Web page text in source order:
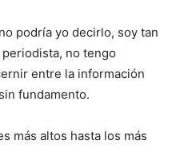
podría yo decirlo, soy tan
no tengo
entre la información
fundamento.
más altos hasta los más